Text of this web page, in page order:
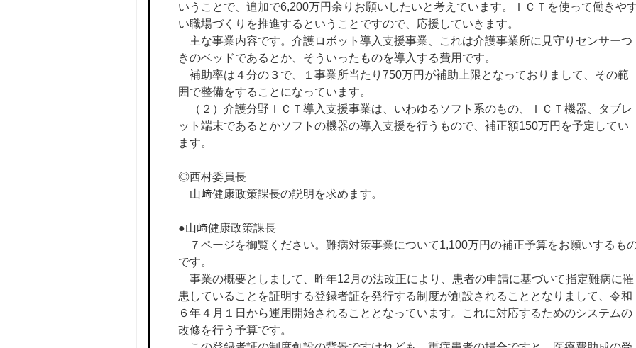
いうことで、追加で6,200万円余りお願いしたいと考えています。ＩＣＴを使って働きや
い職場づくりを推進するということですので、応援していきます。
主な事業内容です。介護ロボット導入支援事業、これは介護事業所に見守りセンサーつ
きのベッドであるとか、そういったものを導入する費用です。
補助率は４分の３で、１事業所当たり750万円が補助上限となっておりまして、その範
囲で整備をすることになっています。
（２）介護分野ＩＣＴ導入支援事業は、いわゆるソフト系のもの、ＩＣＴ機器、タブレ
ット端末であるとかソフトの機器の導入支援を行うもので、補正額150万円を予定してい
ます。
◎西村委員長
山﨑健康政策課長の説明を求めます。
●山﨑健康政策課長
７ページを御覧ください。難病対策事業について1,100万円の補正予算をお願いするも
です。
事業の概要としまして、昨年12月の法改正により、患者の申請に基づいて指定難病に罹
患していることを証明する登録者証を発行する制度が創設されることとなりまして、令和
６年４月１日から運用開始されることとなっています。これに対応するためのシステムの
改修を行う予算です。